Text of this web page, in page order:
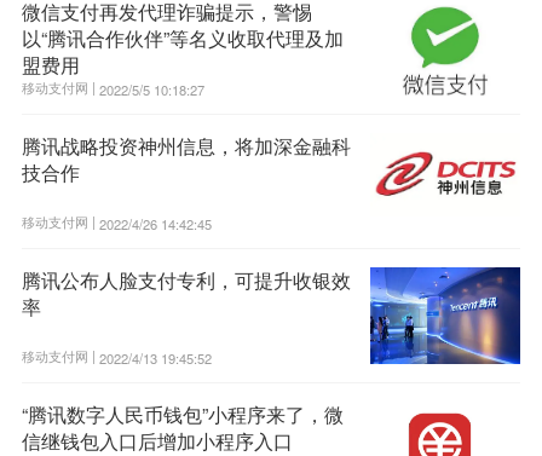
微信支付再发代理诈骗提示，警惕
以“腾讯合作伙伴”等名义收取代理及加
盟费用
移动支付网 | 2022/5/5 10:18:27
腾讯战略投资神州信息，将加深金融科
技合作
移动支付网 | 2022/4/26 14:42:45
腾讯公布人脸支付专利，可提升收银效
率
移动支付网 | 2022/4/13 19:45:52
“腾讯数字人民币钱包”小程序来了，微
信继钱包入口后增加小程序入口